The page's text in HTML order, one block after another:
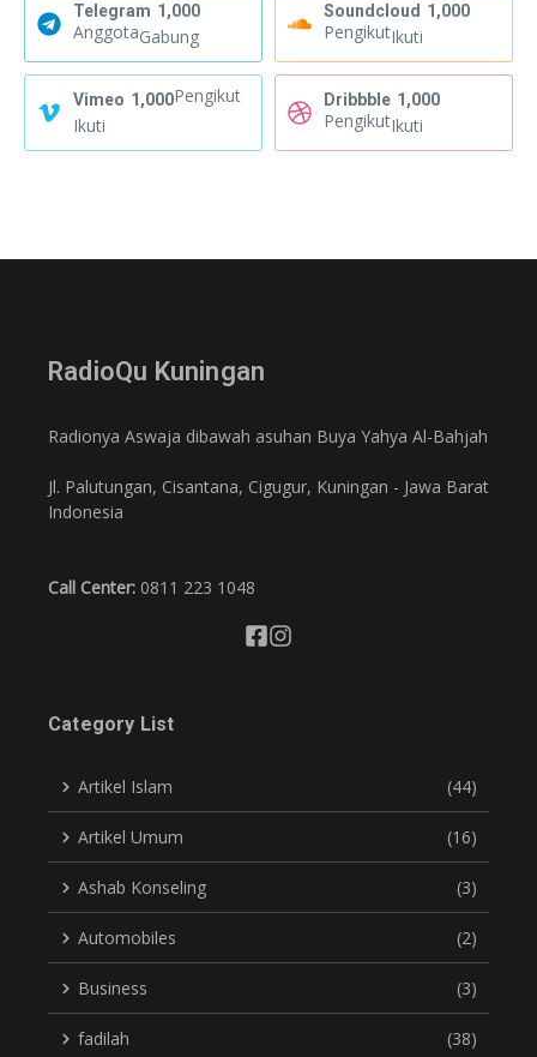
Telegram 1,000
AnggotaGabung
Soundcloud 1,000
PengikutIkuti
Vimeo 1,000Pengikut
Ikuti
Dribbble 1,000
PengikutIkuti
RadioQu Kuningan
Radionya Aswaja dibawah asuhan Buya Yahya Al-Bahjah
Jl. Palutungan, Cisantana, Cigugur, Kuningan - Jawa Barat
Indonesia
Call Center: 0811 223 1048
Category List
Artikel Islam (44)
Artikel Umum (16)
Ashab Konseling (3)
Automobiles (2)
Business (3)
fadilah (38)